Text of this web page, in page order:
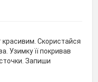
Скористайся
Узимку її покривав
Запиши